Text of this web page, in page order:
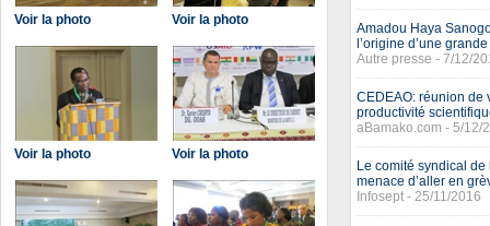
Voir la photo Voir la photo
Voir la photo Voir la photo
Amadou Haya
l’origine d’une
Autre presse - 7/12/
CEDEAO: réunion de
productivité
aBamako.com - 5/12/
Le comité syndical
menace d’aller en
Infosept - 25/11/2016